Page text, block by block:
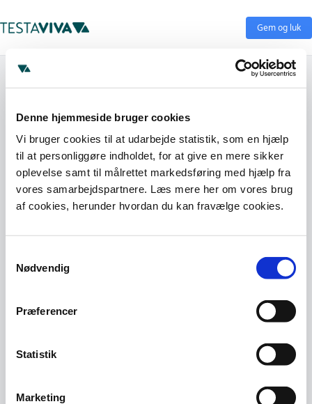
Denne hjemmeside bruger cookies
Vi bruger cookies til at udarbejde statistik, som en hjælp
til at personliggøre indholdet, for at give en mere sikker
oplevelse samt til målrettet markedsføring med hjælp fra
vores samarbejdspartnere. Læs mere her om vores brug
af cookies, herunder hvordan du kan fravælge cookies.
Nødvendig
Præferencer
Statistik
Marketing
Gem og luk